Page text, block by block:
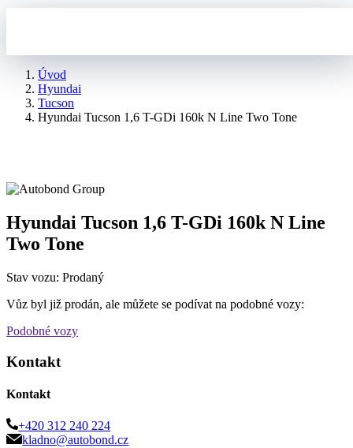
Úvod
Hyundai
Tucson
Hyundai Tucson 1,6 T-GDi 160k N Line Two Tone
Hyundai Tucson 1,6 T-GDi 160k N Line
Two Tone
Stav vozu: Prodaný
Vůz byl již prodán, ale můžete se podívat na podobné vozy:
Podobné vozy
Kontakt
Kontakt
+420 312 240 224
kladno@autobond.cz